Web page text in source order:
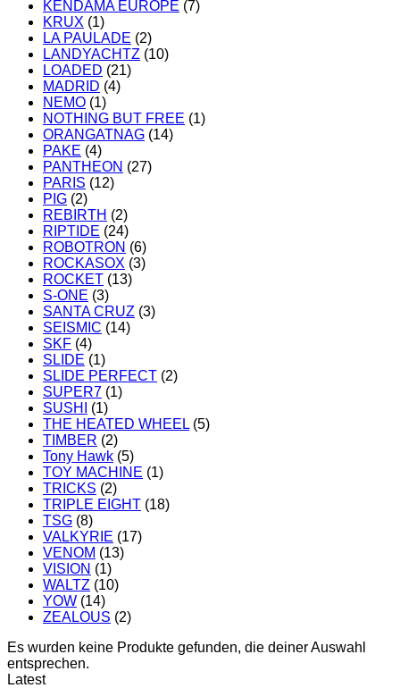
KENDAMA EUROPE (7)
KRUX (1)
LA PAULADE (2)
LANDYACHTZ (10)
LOADED (21)
MADRID (4)
NEMO (1)
NOTHING BUT FREE (1)
ORANGATNAG (14)
PAKE (4)
PANTHEON (27)
PARIS (12)
PIG (2)
REBIRTH (2)
RIPTIDE (24)
ROBOTRON (6)
ROCKASOX (3)
ROCKET (13)
S-ONE (3)
SANTA CRUZ (3)
SEISMIC (14)
SKF (4)
SLIDE (1)
SLIDE PERFECT (2)
SUPER7 (1)
SUSHI
(1)
THE HEATED WHEEL (5)
TIMBER (2)
Tony Hawk (5)
TOY MACHINE (1)
TRICKS (2)
TRIPLE EIGHT (18)
TSG (8)
VALKYRIE (17)
VENOM (13)
VISION (1)
WALTZ (10)
YOW (14)
ZEALOUS (2)
Es wurden keine Produkte gefunden, die deiner Auswahl
entsprechen.
Latest